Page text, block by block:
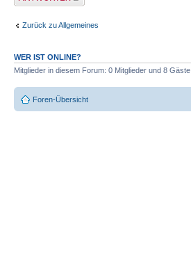
Zurück zu Allgemeines
WER IST ONLINE?
Mitglieder in diesem Forum: 0 Mitglieder und 8 Gäste
Foren-Übersicht